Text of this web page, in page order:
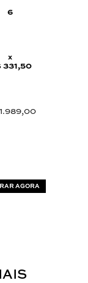
6
x
331,50
AGORA